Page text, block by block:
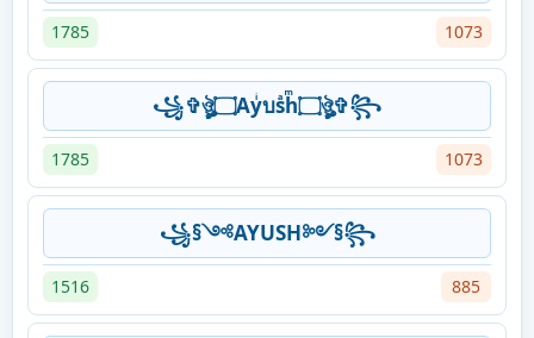
1785 1073
꧁✞ঔৣ۝Ayͥบsͣhͫ۝ঔৣ✞꧂
1785 1073
꧁§༺AYUSH༻§꧂
1516 885